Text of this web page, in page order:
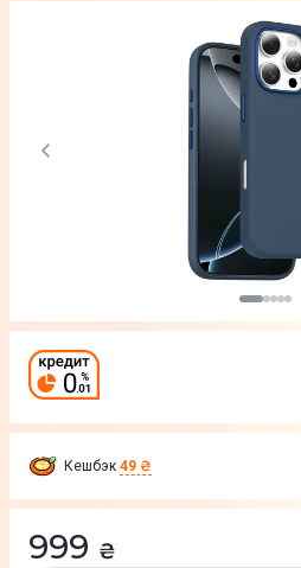
Кешбэк 49 ₴
999 ₴